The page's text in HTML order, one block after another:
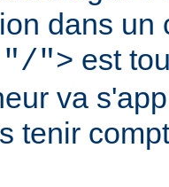
dans un
"/"> est
va
tenir